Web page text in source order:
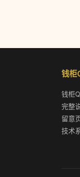
钱柜
钱柜
完整
留意
技术